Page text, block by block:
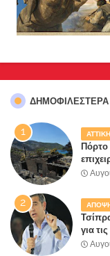
ΑΤΤΙΚΗ
Πόρτο
για